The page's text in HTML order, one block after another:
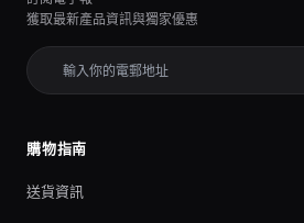
獲取最新產品資訊與獨家優惠
購物指南
送貨資訊